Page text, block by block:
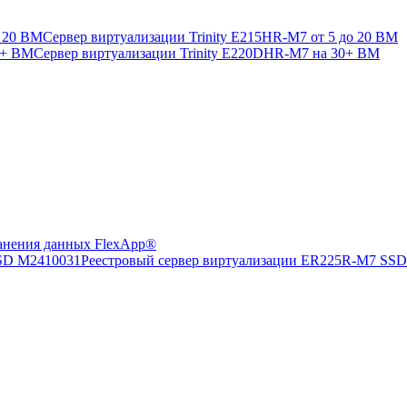
Сервер виртуализации Trinity E215HR-M7 от 5 до 20 ВМ
Сервер виртуализации Trinity E220DHR-M7 на 30+ ВМ
данных FlexApp®
Реестровый сервер виртуализации ER225R-M7